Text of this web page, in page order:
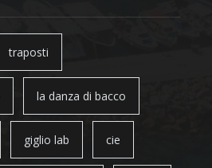
traposti
la danza di bacco
giglio lab cie